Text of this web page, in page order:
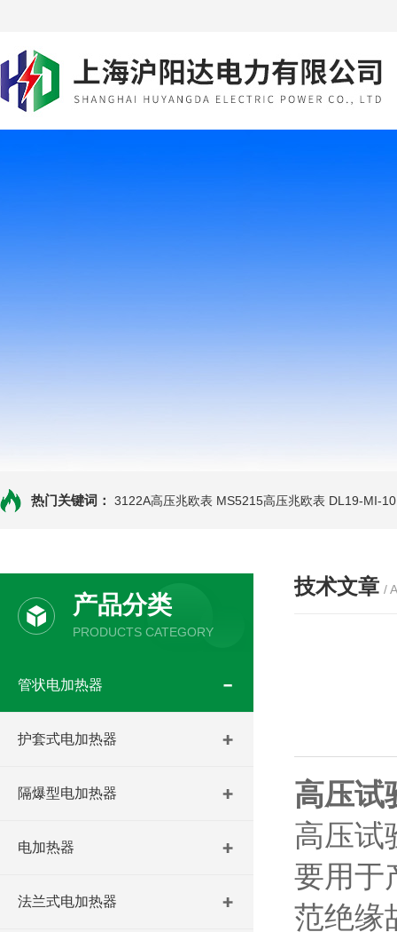
热门关键词： 3122A高压兆欧表 MS5215高压兆欧表 DL19-MI-
产品分类
PRODUCTS CATEGORY
管状电加热器
护套式电加热器
隔爆型电加热器
电加热器
法兰式电加热器
技术文章 /
高压试
高压试
要用于
范绝缘